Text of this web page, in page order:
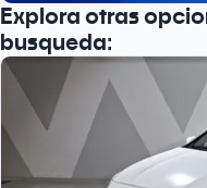
Explora otras
busqueda: